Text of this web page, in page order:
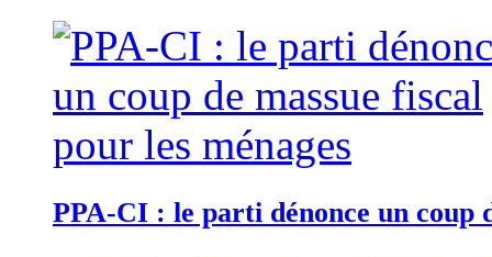
PPA-CI : le parti dénonce un coup